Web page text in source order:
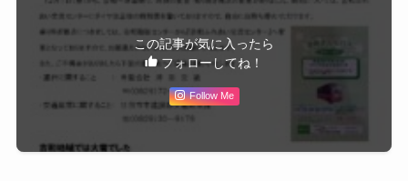
この記事が気に入ったら
フォローしてね！
Follow Me